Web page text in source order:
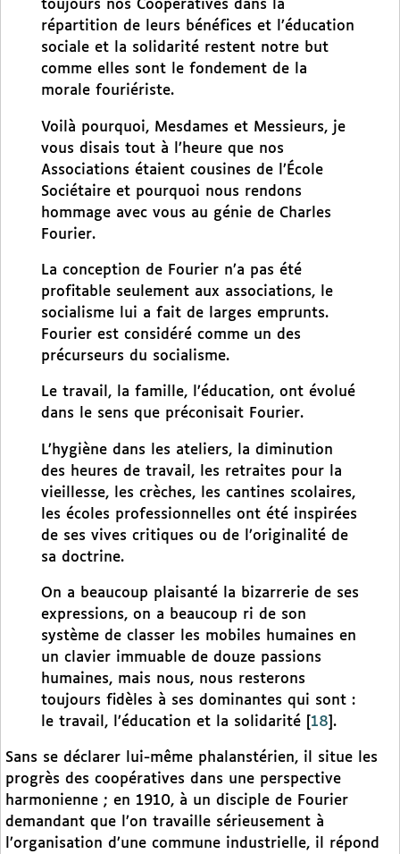
toujours nos Coopératives dans la
répartition de leurs bénéfices et l’éducation
sociale et la solidarité restent notre but
comme elles sont le fondement de la
morale fouriériste.
Voilà pourquoi, Mesdames et Messieurs, je
vous disais tout à l’heure que nos
Associations étaient cousines de l’École
Sociétaire et pourquoi nous rendons
hommage avec vous au génie de Charles
Fourier.
La conception de Fourier n’a pas été
profitable seulement aux associations, le
socialisme lui a fait de larges emprunts.
Fourier est considéré comme un des
précurseurs du socialisme.
Le travail, la famille, l’éducation, ont évolué
dans le sens que préconisait Fourier.
L’hygiène dans les ateliers, la diminution
des heures de travail, les retraites pour la
vieillesse, les crèches, les cantines scolaires,
les écoles professionnelles ont été inspirées
de ses vives critiques ou de l’originalité de
sa doctrine.
On a beaucoup plaisanté la bizarrerie de ses
expressions, on a beaucoup ri de son
système de classer les mobiles humaines en
un clavier immuable de douze passions
humaines, mais nous, nous resterons
toujours fidèles à ses dominantes qui sont :
le travail, l’éducation et la solidarité
18 .
Sans se déclarer lui-même phalanstérien, il situe les
progrès des coopératives dans une perspective
harmonienne ; en 1910, à un disciple de Fourier
demandant que l’on travaille sérieusement à
l’organisation d’une commune industrielle, il répond